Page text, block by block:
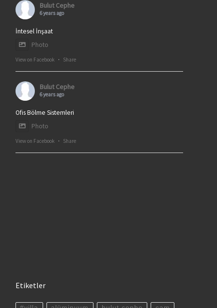
Bulut Cephe
6 years ago
İntesel İnşaat
Photo
View on Facebook · Share
Bulut Cephe
6 years ago
Ofis Bölme Sistemleri
Photo
View on Facebook · Share
Etiketler